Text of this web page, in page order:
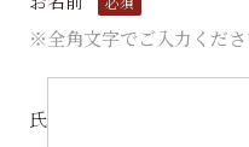
※全角文字でご入力くだ
氏